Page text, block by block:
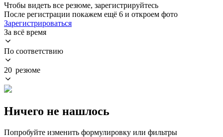
Чтобы видеть все резюме, зарегистрируйтесь
После регистрации покажем ещё 6 и откроем фото
Зарегистрироваться
За всё время
По соответствию
20 резюме
Ничего не нашлось
Попробуйте изменить формулировку или фильтры